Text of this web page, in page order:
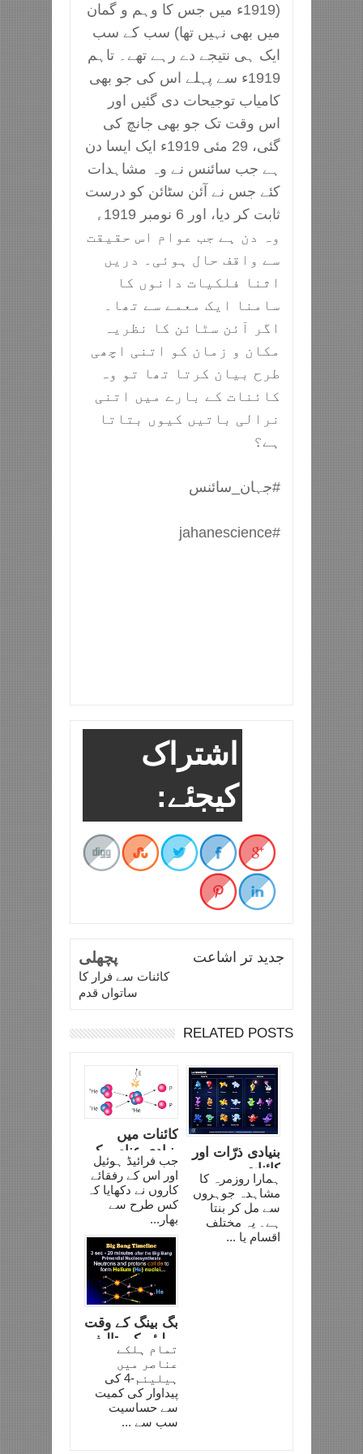
(1919ء میں جس کا وہم و گمان
میں بھی نہیں تھا) سب کے سب
ایک ہی نتیجے دے رہے تھے۔ تاہم
1919ء سے پہلے اس کی جو بھی
کامیاب توجیحات دی گئیں اور
اس وقت تک جو بھی جانچ کی
گئی، 29 مئی 1919ء ایک ایسا دن
ہے جب سائنس نے وہ مشاہدات
کئے جس نے آئن سٹائن کو درست
ثابت کر دیا، اور 6 نومبر 1919ء
وہ دن ہے جب عوام اس حقیقت
سے واقف حال ہوئی۔ دریں
اثنا فلکیات دانوں کا
سامنا ایک معمے سے تھا۔
اگر آئن سٹائن کا نظریہ
مکان و زمان کو اتنی اچھی
طرح بیان کرتا تھا تو وہ
کائنات کے بارے میں اتنی
نرالی باتیں کیوں بتاتا
ہے؟
#جہان_سائنس
#jahanescience
اشتراک
کیجئے:
جدید تر اشاعت پچھلی
کائنات سے فرار کا
ساتواں قدم
RELATED POSTS
بنیادی ذرّات اور
کائنات
ہمارا روزمرہ کا
مشاہدہ جوہروں
سے مل کر بنتا
ہے۔ یہ مختلف
اقسام یا ...
کائنات میں
بنیادی عناصر کی
بہتات
جب فرائیڈ ہوئیل
اور اس کے رفقائے
کاروں نے دکھایا کہ
کس طرح سے
بھار...
بگ بینگ کے وقت
ہیلیئم کی تالیف
تمام ہلکے
عناصر میں
ہیلیئم-4 کی
پیداوار کی کمیت
سے حساسیت
سب سے ...